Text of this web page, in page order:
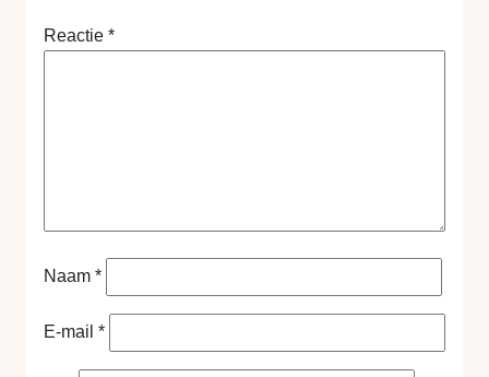
Reactie *
Naam *
E-mail *